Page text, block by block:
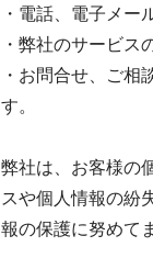
・電話、電子メー
・弊社のサービス
・お問合せ、ご
す。
弊社は、お客様の
スや個人情報の紛
報の保護に努めて